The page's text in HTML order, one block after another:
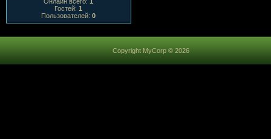
Гостей:1
Пользователей:0
Copyright MyCorp © 2026